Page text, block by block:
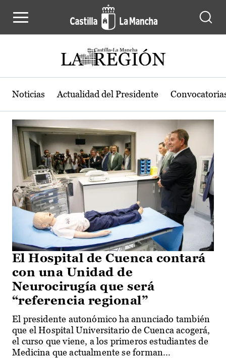
Actualidad de la región de Castilla-
Noticias Actualidad del Presidente
El Hospital de Cuenca contará
con una Unidad de
Neurocirugía que será
“referencia regional”
El presidente autonómico ha anunciado también
que el Hospital Universitario de Cuenca acogerá,
el curso que viene, a los primeros estudiantes de
Medicina que actualmente se forman...